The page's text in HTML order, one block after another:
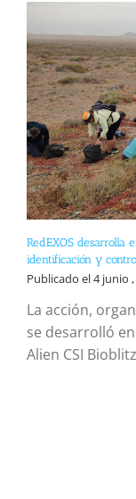
RedEXOS desarrolla
identificación y
Publicado el 4 junio
La acción,
se desarrolló
Alien CSI